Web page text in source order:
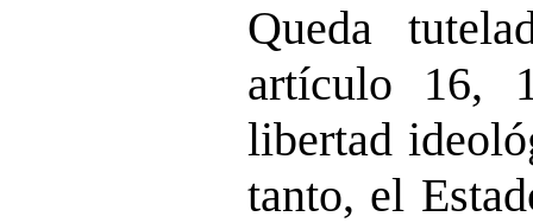
Queda
artículo 16,
libertad
tanto, el